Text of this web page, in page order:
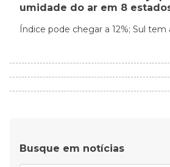
umidade do ar em 8
Índice pode chegar a 12%; Sul
Busque em notícias